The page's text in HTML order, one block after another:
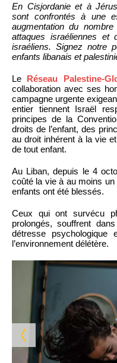
En Cisjordanie et à
sont confrontés à une
augmentation du
attaques israéliennes et
israéliens. Signez notre
enfants libanais et
Le Réseau Palestine-
collaboration avec ses
campagne urgente
entier tiennent Israël
principes de la
droits de l’enfant, des
au droit inhérent à la vie
de tout enfant.
Au Liban, depuis le 4
coûté la vie à au moins
enfants ont été blessés.
Ceux qui ont survécu
prolongés, souffrent
détresse
l’environnement délétère.